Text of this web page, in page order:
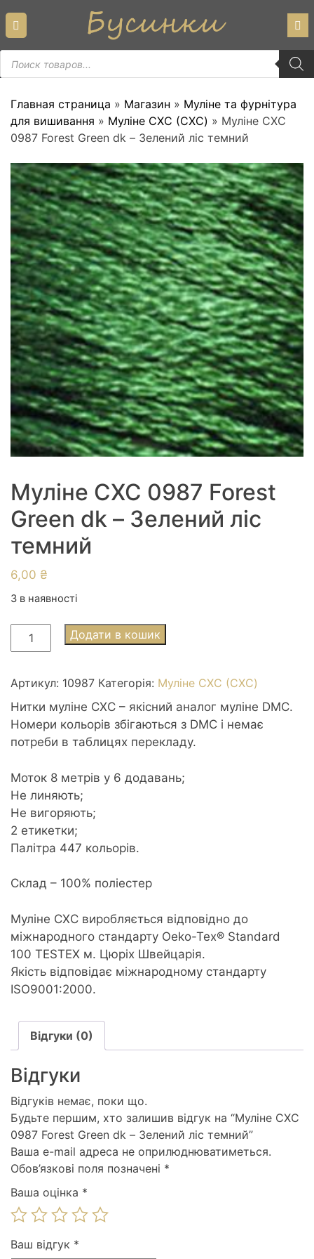
content
Пошук
товарів
Главная страница » Магазин » Муліне та фурнітура
для вишивання » Муліне СХС (CXC) » Муліне СХС
0987 Forest Green dk – Зелений ліс темний
Муліне СХС 0987 Forest
Green dk – Зелений ліс
темний
6,00 ₴
3 в наявності
Муліне
СХС
Forest
Green
dk
-
Зелений
темний
кількість
Додати в кошик
Артикул: 10987 Категорія: Муліне СХС (CXC)
Нитки муліне СХС – якісний аналог муліне DMC.
Номери кольорів збігаються з DMC і немає
потреби в таблицях перекладу.
Моток 8 метрів у 6 додавань;
Не линяють;
Не вигоряють;
2 етикетки;
Палітра 447 кольорів.
Склад – 100% поліестер
Муліне CXC виробляється відповідно до
міжнародного стандарту Oeko-Tex® Standard
100 TESTEX м. Цюріх Швейцарія.
Якість відповідає міжнародному стандарту
ISO9001:2000.
Відгуки (0)
Відгуки
Відгуків немає, поки що.
Будьте першим, хто залишив відгук на “Муліне СХС
0987 Forest Green dk – Зелений ліс темний”
Ваша e-mail адреса не оприлюднюватиметься.
Обов’язкові поля позначені *
Ваша оцінка *
Ваш відгук *